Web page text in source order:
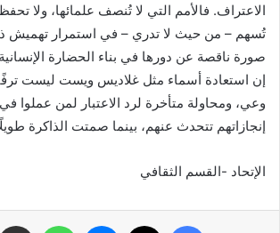
الاعتراف. فالأمم التي لا تُنصف علمائها، ولا تحفظ
تُسهم – من حيث لا تدري – في استمرار تهميش
صورة ناقصة عن دورها في بناء الحضارة
إن استعادة أسماء مثل غلاديس ويست ليست ترفًا
وعي، ومحاولة متأخرة لرد الاعتبار لمن عملوا
إنجازاتهم تتحدث عنهم، بينما صمتت الذاكرة
الإتحاد -القسم الثقافي
فيسبوك ماسنجر واتساب